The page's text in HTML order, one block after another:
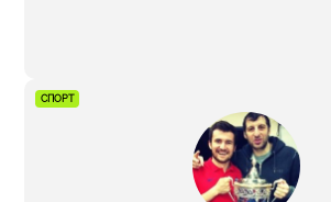
самостоятельно. С этой точки
программа «Менеджмент в
спорта» хороша тем, что
спортсменам, завершившим
СПОРТ